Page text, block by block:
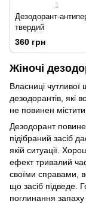
1
Дезодорант-
твердий
360 грн
Жіночі
Власниці чутливої
дезодорантів, які
не повинен
Дезодорант
підібраний засіб
якій ситуації.
ефект тривалий
своїми справами,
що засіб підведе.
поглинання